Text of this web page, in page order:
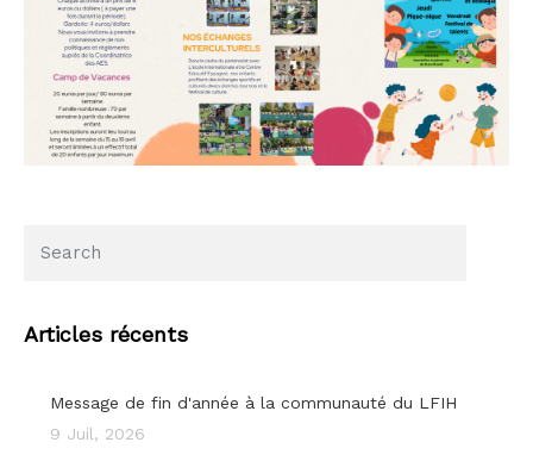
Articles récents
Message de fin d'année à la communauté du LFIH
9 Juil, 2026